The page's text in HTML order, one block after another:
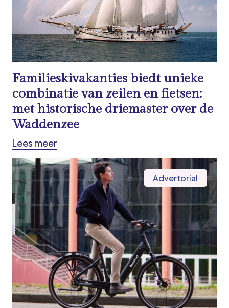
Familieskivakanties biedt unieke
combinatie van zeilen en fietsen:
met historische driemaster over de
Waddenzee
Lees meer
Advertorial